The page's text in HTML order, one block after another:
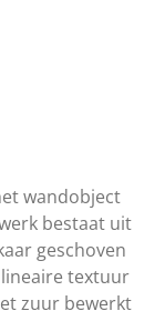
wandobject
bestaat uit
geschoven
textuur
zuur bewerkt